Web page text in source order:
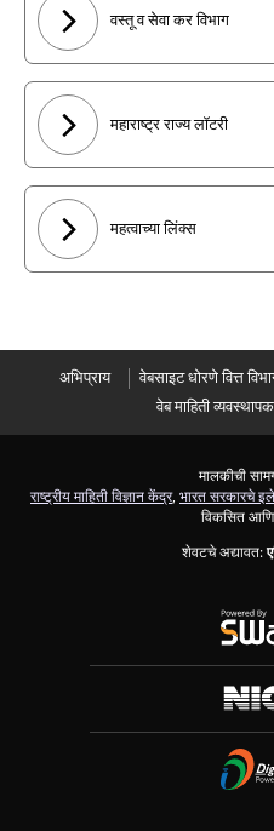
वस्तू व सेवा कर विभाग
महाराष्ट्र राज्य लॉटरी
महत्वाच्या लिंक्स
अभिप्राय वेबसाइट धोरणे वित्त
वेब माहिती व्यवस्थापक
मालकीची
राष्ट्रीय माहिती विज्ञान केंद्र, भारत सरकारचे
विकसित
शेवटचे अद्यावत: